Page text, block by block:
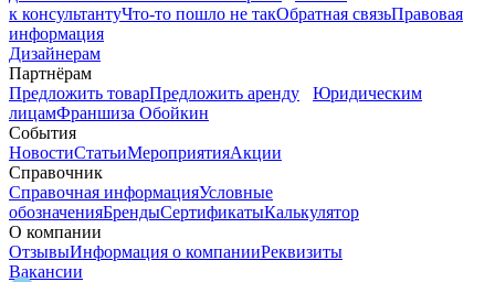
к консультантуЧто-то пошло не такОбратная связьПравовая
информация
Дизайнерам
Партнёрам
Предложить товарПредложить аренду
Юридическим
лицамФраншиза Обойкин
События
НовостиСтатьиМероприятияАкции
Справочник
Справочная информацияУсловные
обозначенияБрендыСертификатыКалькулятор
О компании
ОтзывыИнформация о компанииРеквизиты
Вакансии